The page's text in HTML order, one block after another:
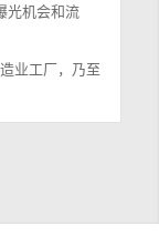
光机会和流
业工厂，乃至